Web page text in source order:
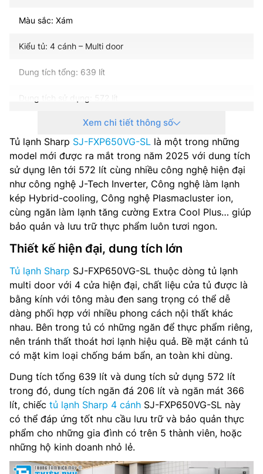
Màu sắc: Xám
Kiểu tủ: 4 cánh – Multi door
Dung tích tổng: 639 lít
Dung tích sử dụng: 572 lít
Dung tích năng đá: 206 lít
Dung tích năng mát: 366 lít
Công nghệ inverter: J-TECH INVERTER (36 Bước)
Công suất tiêu thụ công bố theo TCVN: – kWh/năm
Lấy nước bên ngoài: Không
Làm đá tự động: Không
Ngăn chuyển đổi linh hoạt: –
Chất liệu cửa tủ: Kính
Công nghệ làm lạnh: Làm lạnh Hybrid cooling, làm lạnh
nhanh
Công nghệ khử mùi, diệt khuẩn: Plasmacluster ion
Nguồn điện: 220-240V, 50-60Hz
Kích thước tủ(RxSxC): 892 x 768 x 1830 mm
Trọng lượng: 111 kg
Xem chi tiết thông số
Tủ lạnh Sharp SJ-FXP650VG-SL là một trong những
model mới được ra mắt trong năm 2025 với dung tích
sử dụng lên tới 572 lít cùng nhiều công nghệ hiện đại
như công nghệ J-Tech Inverter, Công nghệ làm lạnh
kép Hybrid-cooling, Công nghệ Plasmacluster ion,
cùng ngăn làm lạnh tăng cường Extra Cool Plus… giúp
bảo quản và lưu trữ thực phẩm luôn tươi ngon.
Thiết kế hiện đại, dung tích lớn
Tủ lạnh Sharp SJ-FXP650VG-SL thuộc dòng tủ lạnh
multi door với 4 cửa hiện đại, chất liệu cửa tủ được là
bằng kính với tông màu đen sang trọng có thể dễ
dàng phối hợp với nhiều phong cách nội thất khác
nhau. Bên trong tủ có những ngăn để thực phẩm riêng,
nên tránh thất thoát hơi lạnh hiệu quả. Bề mặt cánh tủ
có mặt kim loại chống bám bẩn, an toàn khi dùng.
Dung tích tổng 639 lít và dung tích sử dụng 572 lít
trong đó, dung tích ngăn đá 206 lít và ngăn mát 366
lít, chiếc tủ lạnh Sharp 4 cánh SJ-FXP650VG-SL này
có thể đáp ứng tốt nhu cầu lưu trữ và bảo quản thực
phẩm cho những gia đình có trên 5 thành viên, hoặc
những hộ kinh doanh nhỏ lẻ.